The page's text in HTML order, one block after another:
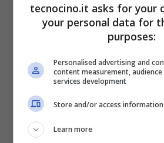
tecnocino.it asks for your
your personal data for
purposes:
Personalised advertising and
content measurement, audience
services development
Store and/or access
Learn more